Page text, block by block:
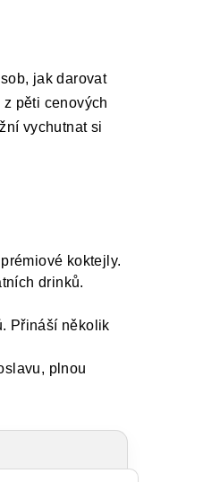
jak darovat
pěti cenových
vychutnat si
koktejly.
drinků.
Přináší několik
plnou